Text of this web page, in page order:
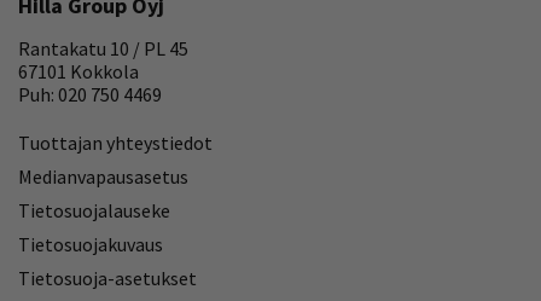
Hilla Group Oyj
Rantakatu 10 / PL 45
67101 Kokkola
Puh: 020 750 4469
Tuottajan yhteystiedot
Medianvapausasetus
Tietosuojalauseke
Tietosuojakuvaus
Tietosuoja-asetukset